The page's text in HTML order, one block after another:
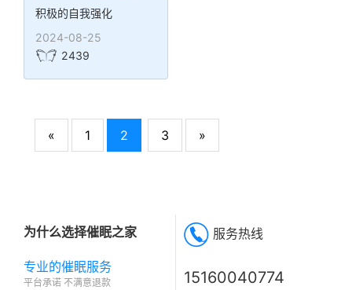
积极的自我强化
2024-08-25
2439
« 1 2 3 »
为什么选择催眠之家
专业的催眠服务
平台承诺 不满意退款
服务热线
15160040774